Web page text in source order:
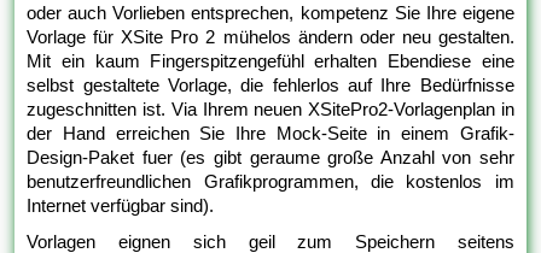
oder auch Vorlieben entsprechen, kompetenz Sie Ihre eigene
Vorlage für XSite Pro 2 mühelos ändern oder neu gestalten.
Mit ein kaum Fingerspitzengefühl erhalten Ebendiese eine
selbst gestaltete Vorlage, die fehlerlos auf Ihre Bedürfnisse
zugeschnitten ist. Via Ihrem neuen XSitePro2-Vorlagenplan in
der Hand erreichen Sie Ihre Mock-Seite in einem Grafik-
Design-Paket fuer (es gibt geraume große Anzahl von sehr
benutzerfreundlichen Grafikprogrammen, die kostenlos im
Internet verfügbar sind).
Vorlagen eignen sich geil zum Speichern seitens